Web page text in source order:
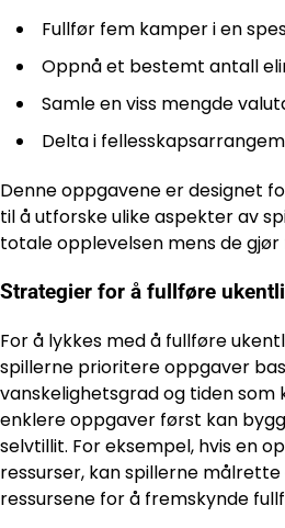
Fullfør fem kamper i en
Oppnå et bestemt antall
Samle en viss mengde
Delta i
Denne oppgavene er designet
til å utforske ulike aspekter av
totale opplevelsen mens de gjør
Strategier for å fullføre
For å lykkes med å fullføre
spillerne prioritere oppgaver
vanskelighetsgrad og tiden som
enklere oppgaver først kan
selvtillit. For eksempel, hvis en
ressurser, kan spillerne
ressursene for å fremskynde